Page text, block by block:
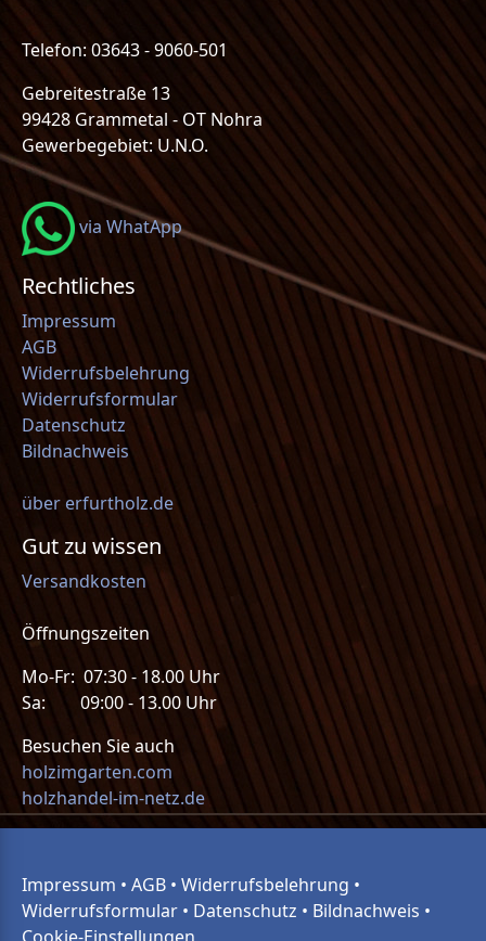
Telefon: 03643 - 9060-501
Gebreitestraße 13
99428 Grammetal - OT Nohra
Gewerbegebiet: U.N.O.
via WhatApp
Rechtliches
Impressum
AGB
Widerrufsbelehrung
Widerrufsformular
Datenschutz
Bildnachweis
über erfurtholz.de
Gut zu wissen
Versandkosten
Öffnungszeiten
Mo-Fr: 07:30 - 18.00 Uhr
Sa: 09:00 - 13.00 Uhr
Besuchen Sie auch
holzimgarten.com
holzhandel-im-netz.de
Impressum • AGB • Widerrufsbelehrung •
Widerrufsformular • Datenschutz • Bildnachweis •